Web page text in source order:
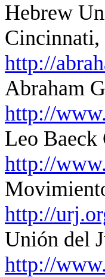
Hebrew
Cincinnati,
http://
Abraham
http://
Leo Baeck
http://
http://
Unión del
http://